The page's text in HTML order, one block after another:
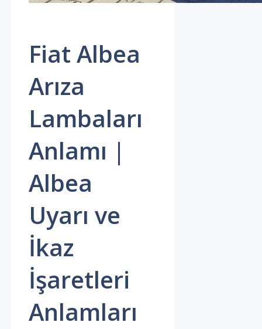
Fiat Albea
Arıza
Lambaları
Anlamı |
Albea
Uyarı ve
İkaz
İşaretleri
Anlamları